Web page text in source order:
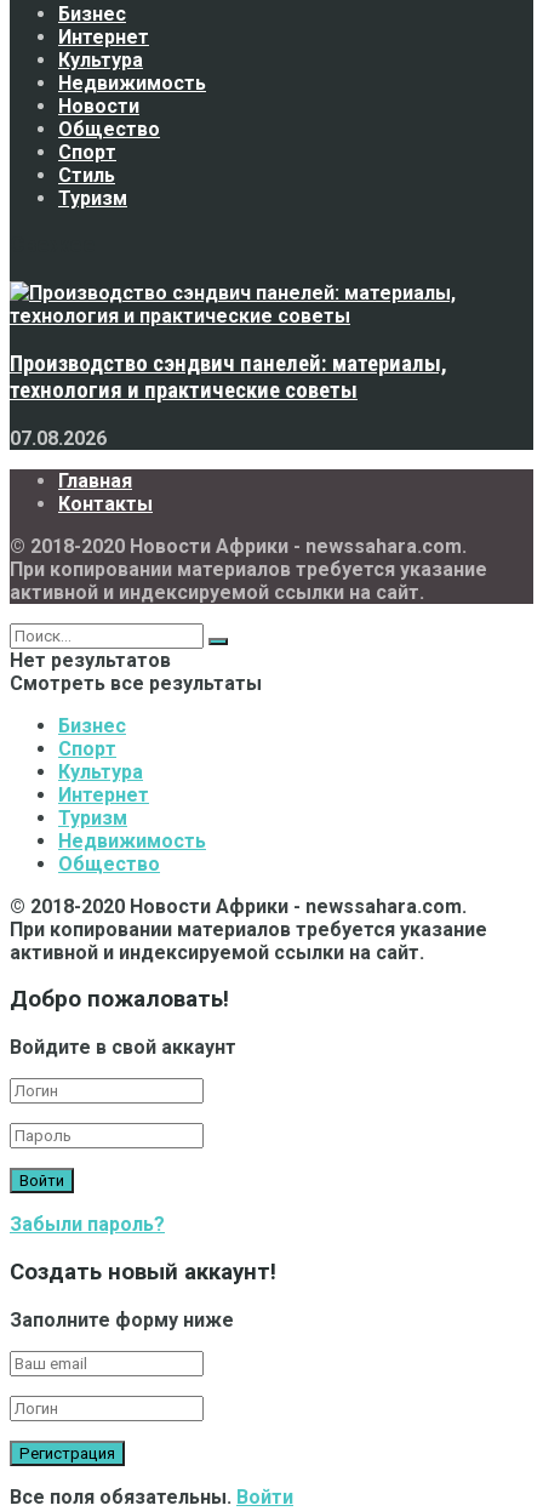
Бизнес
Интернет
Культура
Недвижимость
Новости
Общество
Спорт
Стиль
Туризм
Производство сэндвич панелей: материалы,
технология и практические советы
07.08.2026
Главная
Контакты
© 2018-2020 Новости Африки - newssahara.com.
При копировании материалов требуется указание
активной и индексируемой ссылки на сайт.
Нет результатов
Смотреть все результаты
Бизнес
Спорт
Культура
Интернет
Туризм
Недвижимость
Общество
© 2018-2020 Новости Африки - newssahara.com.
При копировании материалов требуется указание
активной и индексируемой ссылки на сайт.
Добро пожаловать!
Войдите в свой аккаунт
Забыли пароль?
Создать новый аккаунт!
Заполните форму ниже
Все поля обязательны. Войти